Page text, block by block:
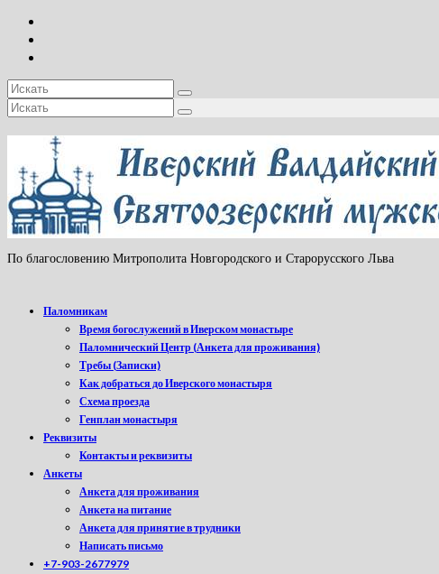
Искать:
Искать:
По благословению Митрополита Новгородского и Старорусского Льва
Паломникам
Время богослужений в Иверском монастыре
Паломнический Центр (Анкета для проживания)
Требы (Записки)
Как добраться до Иверского монастыря
Схема проезда
Генплан монастыря
Реквизиты
Контакты и реквизиты
Анкеты
Анкета для проживания
Анкета на питание
Анкета для принятие в трудники
Написать письмо
+7-903-2677979